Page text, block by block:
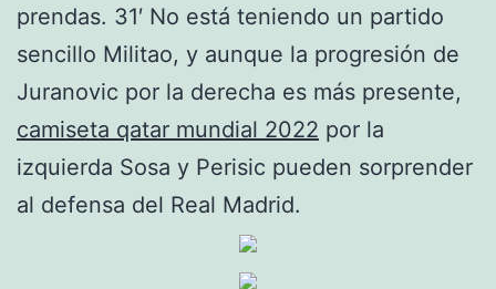
prendas. 31′ No está teniendo un partido
sencillo Militao, y aunque la progresión de
Juranovic por la derecha es más presente,
camiseta qatar mundial 2022 por la
izquierda Sosa y Perisic pueden sorprender
al defensa del Real Madrid.